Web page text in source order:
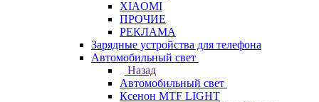
XIAOMI
ПРОЧИЕ
РЕКЛАМА
Зарядные устройства для телефона
Автомобильный свет
Назад
Автомобильный свет
Ксенон MTF LIGHT